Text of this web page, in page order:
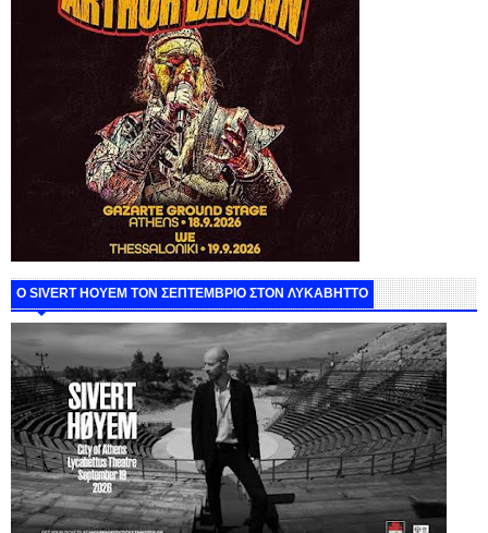
Ο SIVERT HOYEM ΤΟΝ ΣΕΠΤΕΜΒΡΙΟ ΣΤΟΝ ΛΥΚΑΒΗΤΤΟ